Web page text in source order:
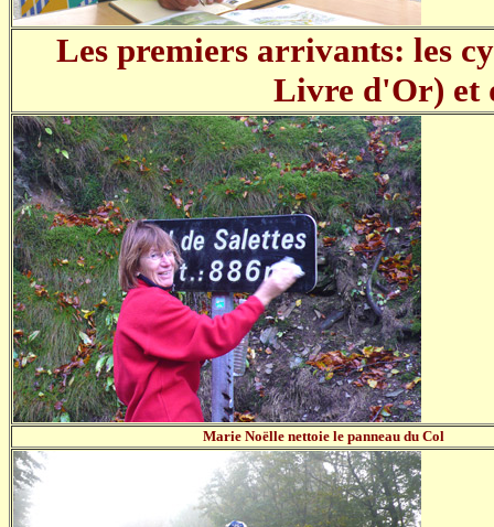
Les premiers arrivants: les
Livre d'Or) et
Marie Noëlle nettoie le panneau du Col